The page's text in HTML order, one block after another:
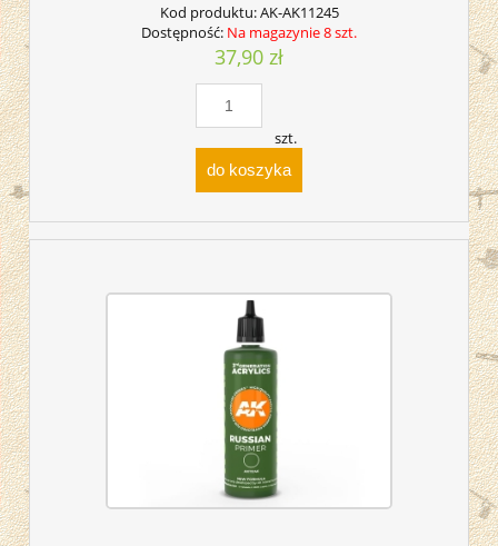
Kod produktu:AK-AK11245
Dostępność: Na magazynie 8 szt.
37,90 zł
szt.
do koszyka